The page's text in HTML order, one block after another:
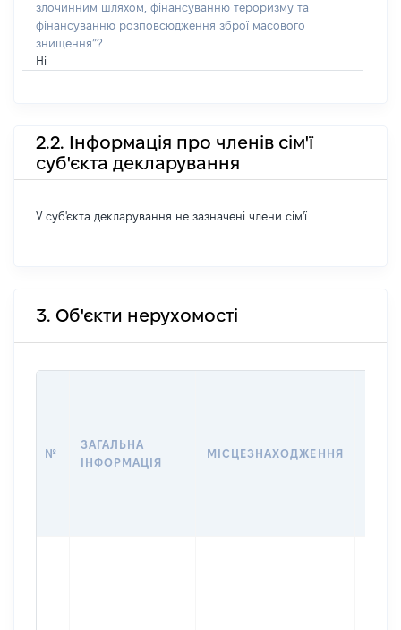
злочинним шляхом, фінансуванню тероризму та
фінансуванню розповсюдження зброї масового
знищення”?
Ні
2.2. Інформація про членів сім'ї
суб'єкта декларування
У суб'єкта декларування не зазначені члени сім'ї
3. Об'єкти нерухомості
№
ЗАГАЛЬНА
ІНФОРМАЦІЯ
МІСЦЕЗНАХОДЖЕННЯ